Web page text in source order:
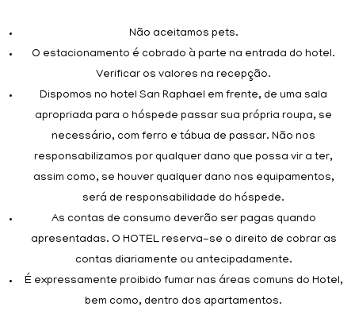
Não aceitamos pets.
O estacionamento é cobrado à parte na entrada do hotel.
Verificar os valores na recepção.
Dispomos no hotel San Raphael em frente, de uma sala
apropriada para o hóspede passar sua própria roupa, se
necessário, com ferro e tábua de passar. Não nos
responsabilizamos por qualquer dano que possa vir a ter,
assim como, se houver qualquer dano nos equipamentos,
será de responsabilidade do hóspede.
As contas de consumo deverão ser pagas quando
apresentadas. O HOTEL reserva-se o direito de cobrar as
contas diariamente ou antecipadamente.
É expressamente proibido fumar nas áreas comuns do Hotel,
bem como, dentro dos apartamentos.